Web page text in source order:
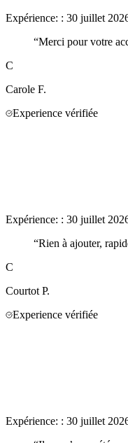
Expérience: : 30 juillet
“Merci pour votre
C
Carole F.
Experience vérifiée
Expérience: : 30 juillet
“Rien à ajouter,
C
Courtot P.
Experience vérifiée
Expérience: : 30 juillet